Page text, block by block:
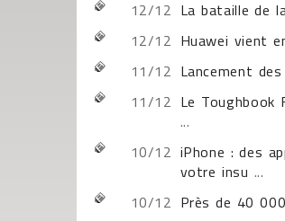
12/12 La bataille de
12/12 Huawei vient
11/12 Lancement
11/12 Le Toughbook
...
10/12 iPhone : des
votre insu ...
10/12 Près de 40